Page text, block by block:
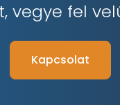
vegye fel
Kapcsolat